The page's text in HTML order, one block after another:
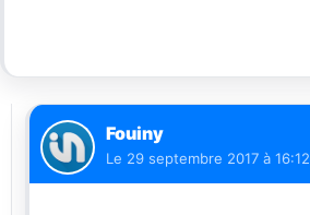
Fouiny
Le 29 septembre 2017 à 16:12